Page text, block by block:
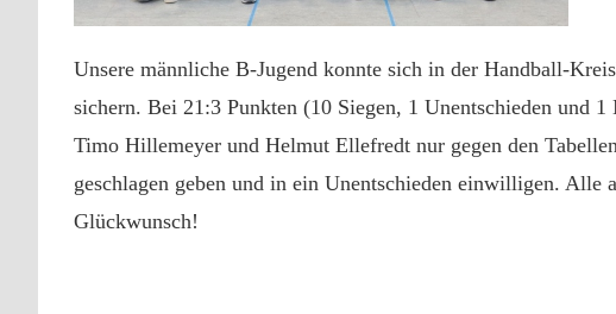
Unsere männliche B-Jugend konnte sich in der Handball-
sichern. Bei 21:3 Punkten (10 Siegen, 1 Unentschieden und
Timo Hillemeyer und Helmut Ellefredt nur gegen den
geschlagen geben und in ein Unentschieden einwilligen. Alle
Glückwunsch!